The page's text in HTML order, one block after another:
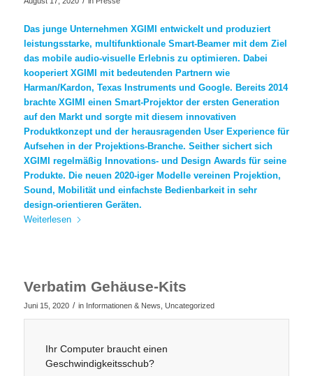
Das junge Unternehmen XGIMI entwickelt und produziert
leistungsstarke, multifunktionale Smart-Beamer mit dem Ziel
das mobile audio-visuelle Erlebnis zu optimieren. Dabei
kooperiert XGIMI mit bedeutenden Partnern wie
Harman/Kardon, Texas Instruments und Google. Bereits 2014
brachte XGIMI einen Smart-Projektor der ersten Generation
auf den Markt und sorgte mit diesem innovativen
Produktkonzept und der herausragenden User Experience für
Aufsehen in der Projektions-Branche. Seither sichert sich
XGIMI regelmäßig Innovations- und Design Awards für seine
Produkte. Die neuen 2020-iger Modelle vereinen Projektion,
Sound, Mobilität und einfachste Bedienbarkeit in sehr
design-orientieren Geräten.
Weiterlesen
Verbatim Gehäuse-Kits
Juni 15, 2020 / in Informationen & News Uncategorized
Ihr Computer braucht einen
Geschwindigkeitsschub?